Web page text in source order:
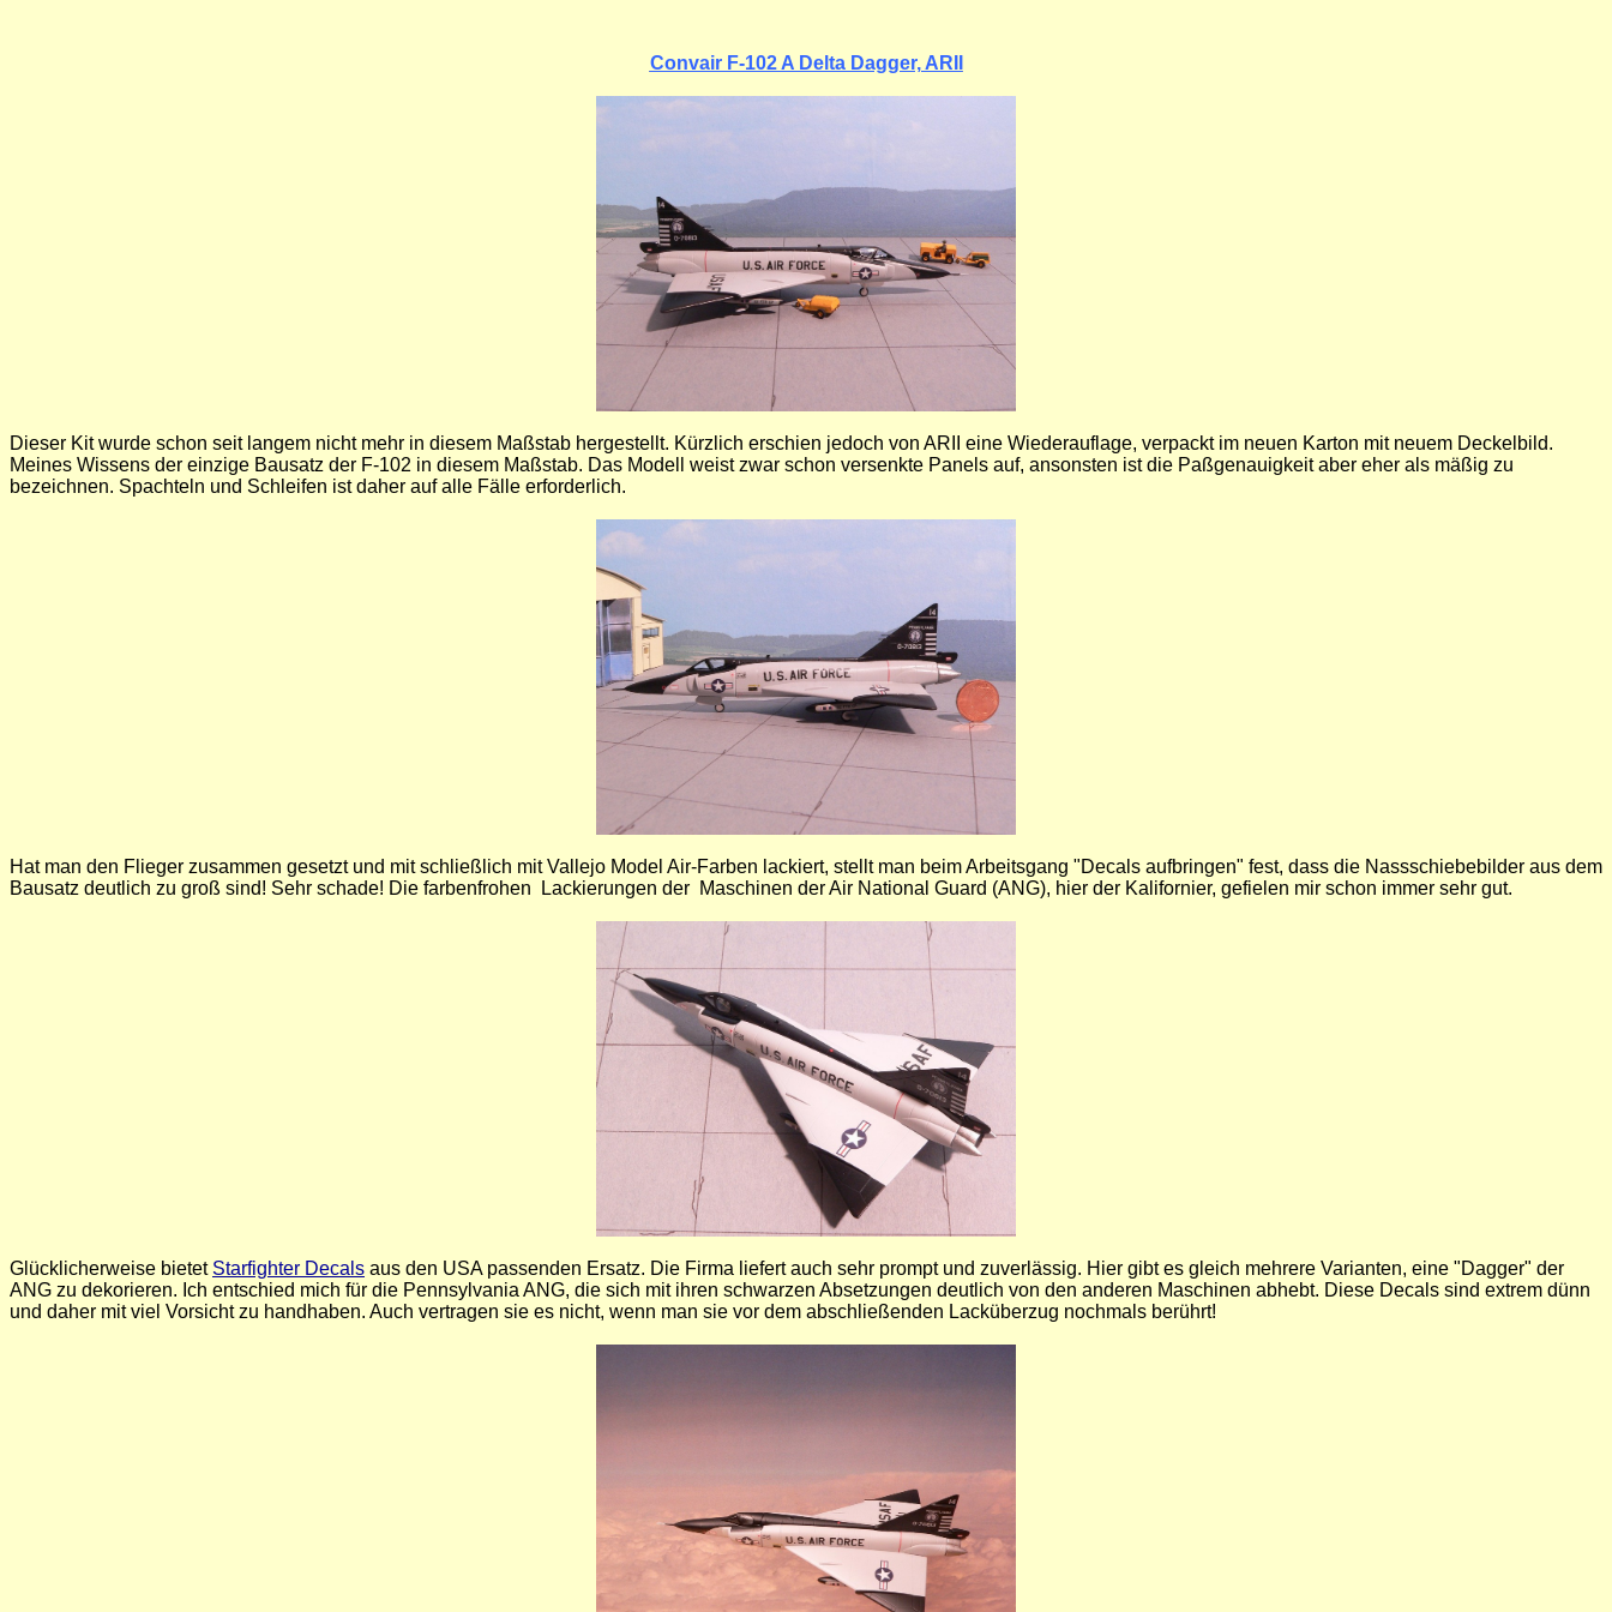
Convair F-102 A Delta Dagger, ARII
Dieser Kit wurde schon seit langem nicht mehr in diesem Maßstab hergestellt. Kürzlich erschien jedoch von ARII eine Wiederauflage, verpackt im neuen Karton mit neuem Deckelbild.
Meines Wissens der einzige Bausatz der F-102 in diesem Maßstab. Das Modell weist zwar schon versenkte Panels auf, ansonsten ist die Paßgenauigkeit aber eher als mäßig zu
bezeichnen. Spachteln und Schleifen ist daher auf alle Fälle erforderlich.
Hat man den Flieger zusammen gesetzt und mit schließlich mit Vallejo Model Air-Farben lackiert, stellt man beim Arbeitsgang "Decals aufbringen" fest, dass die Nassschiebebilder aus dem
Bausatz deutlich zu groß sind! Sehr schade! Die farbenfrohen Lackierungen der Maschinen der Air National Guard (ANG), hier der Kalifornier, gefielen mir schon immer sehr gut.
Glücklicherweise bietet Starfighter Decals aus den USA passenden Ersatz. Die Firma liefert auch sehr prompt und zuverlässig. Hier gibt es gleich mehrere Varianten, eine "Dagger" der
ANG zu dekorieren. Ich entschied mich für die Pennsylvania ANG, die sich mit ihren schwarzen Absetzungen deutlich von den anderen Maschinen abhebt. Diese Decals sind extrem dünn
und daher mit viel Vorsicht zu handhaben. Auch vertragen sie es nicht, wenn man sie vor dem abschließenden Lacküberzug nochmals berührt!